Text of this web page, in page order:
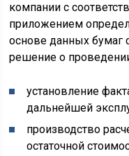
компании с
приложением
основе данных бумаг
решение о
установление
дальнейшей
производство
остаточной